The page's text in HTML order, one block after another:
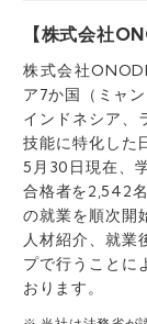
【株式会社
株式会社
ア7か国（ミャ
インドネシア、
技能に特化した
5月30日現在、
合格者を2,542
の就業を順次開
人材紹介、就業
プで行うことに
おります。